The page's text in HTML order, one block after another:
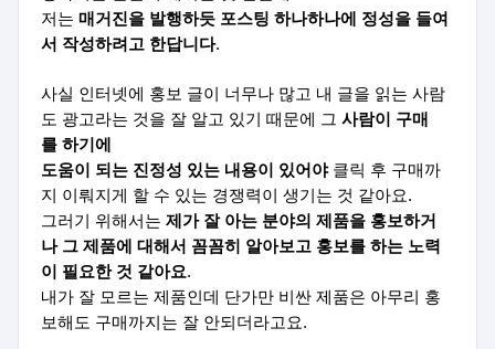
저는 매거진을 발행하듯 포스팅 하나하나에 정성을 들여
서 작성하려고 한답니다.
사실 인터넷에 홍보 글이 너무나 많고 내 글을 읽는 사람
도 광고라는 것을 잘 알고 있기 때문에 그 사람이 구매
를 하기에
도움이 되는 진정성 있는 내용이 있어야클릭 후 구매까
지 이뤄지게 할 수 있는 경쟁력이 생기는 것 같아요.
그러기 위해서는 제가 잘 아는 분야의 제품을 홍보하거
나 그 제품에 대해서 꼼꼼히 알아보고 홍보를 하는 노력
이 필요한 것 같아요.
내가 잘 모르는 제품인데 단가만 비싼 제품은 아무리 홍
보해도 구매까지는 잘 안되더라고요.